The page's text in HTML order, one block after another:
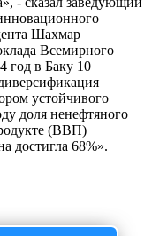
Шахмар
Всемирного
год в Баку 10
устойчивого
доля ненефтяного
(ВВП)
достигла 68%».